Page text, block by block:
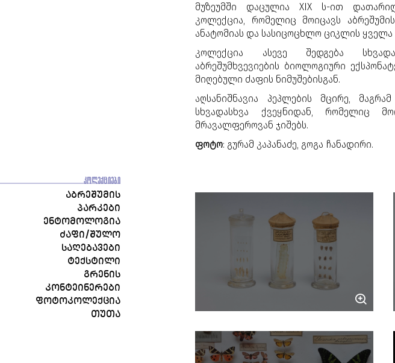
ᲙᲝᲚᲔᲥᲪᲘᲔᲑᲘ
ᲐᲑᲠᲔᲨᲣᲛᲘᲡ
ᲞᲐᲠᲙᲔᲑᲘ
ᲔᲜᲢᲝᲛᲝᲚᲝᲒᲘᲐ
ᲫᲐᲤᲘ/ᲨᲣᲚᲝ
ᲡᲐᲦᲔᲑᲐᲕᲔᲑᲘ
ᲢᲔᲥᲡᲢᲘᲚᲘ
ᲒᲠᲔᲜᲘᲡ
ᲙᲝᲜᲢᲔᲘᲜᲔᲠᲔᲑᲘ
ᲤᲝᲢᲝᲙᲝᲚᲔᲥᲪᲘᲐ
ᲗᲣᲗᲐ
მუზეუმში დაცულიაXIX ს-ით
კოლექცია, რომელიც მოიცავს
ანატომიას და სასიცოცხლო ციკლის ყველა
კოლექცია ასევე შედგება
აბრეშუმხვევიების ბიოლოგიური
მიღებული ძაფის ნიმუშებისგან.
აღსანიშნავია პეპლების მცირე,
სხვადასხვა ქვეყნიდან, რომელიც
მრავალფეროვან ჯიშებს.
ფოტო: გურამ კაპანაძე, გოგა ჩანადირი.